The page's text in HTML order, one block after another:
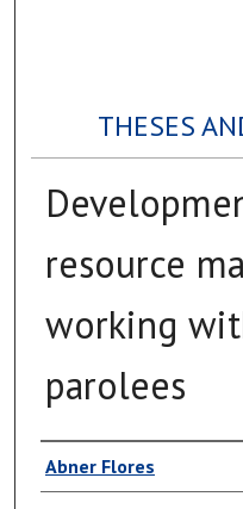
Digital
THESES
resource
working
parolees
Author
Abner Flores